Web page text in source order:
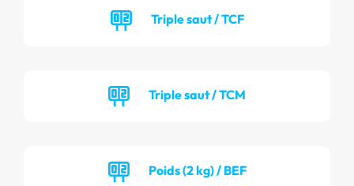
Triple saut / TCF
Triple saut / TCM
Poids (2 kg) / BEF